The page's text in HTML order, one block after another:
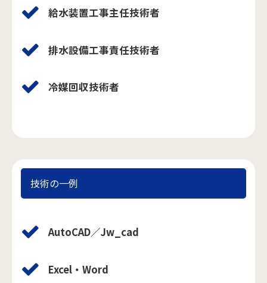
給水装置工事主任技術者
排水設備工事責任技術者
冷媒回収技術者
技術の一例
AutoCAD／Jw_cad
Excel・Word